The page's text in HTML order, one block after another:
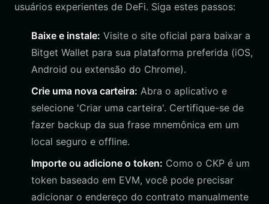
usuários experientes de DeFi. Siga estes passos:
Baixe e instale: Visite o site oficial para baixar a
Bitget Wallet para sua plataforma preferida (iOS,
Android ou extensão do Chrome).
Crie uma nova carteira: Abra o aplicativo e
selecione 'Criar uma carteira'. Certifique-se de
fazer backup da sua frase mnemônica em um
local seguro e offline.
Importe ou adicione o token: Como o CKP é um
token baseado em EVM, você pode precisar
adicionar o endereço do contrato manualmente